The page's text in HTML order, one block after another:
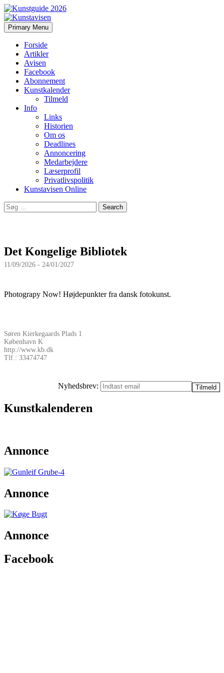
Kunstavisen
Search
Primary Menu Skip
to
Forside
Artikler
Avisen
Facebook
Abonnement
Kunstkalender
Tilmeld
Info
Links
Historien
Om os
Deadlines
Annoncering
Medarbejdere
Læserprofil
Privatlivspolitik
Kunstavisen Online
Search
for:
Det Kongelige Bibliotek
11/09/2026 - 24/01/2027
Photograpy Now! Højdepunkter fra dansk fotokunst.
Søren Kierkegaards Plads 1
København K
http://www.kb.dk
Tlf.: 33474747
Nyhedsbrev:
Kunstkalenderen
Annonce
Annonce
Annonce
Facebook